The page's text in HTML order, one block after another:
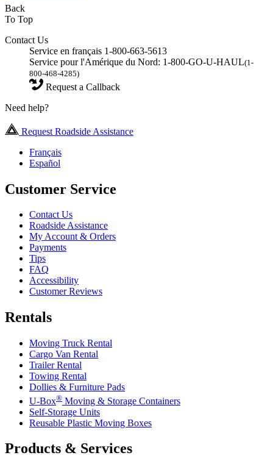
Back
To Top
Contact Us
Service en français 1-800-663-5613
Service pour l'Amérique du Nord: 1-800-GO-U-HAUL(1-
800-468-4285)
Request a Callback
Need help?
Request Roadside Assistance
Français
Español
Customer Service
Contact Us
Roadside Assistance
My Account & Orders
Payments
Tips
FAQ
Accessibility
Customer Reviews
Rentals
Moving Truck Rental
Cargo Van Rental
Trailer Rental
Towing Rental
Dollies & Furniture Pads
U-Box® Moving & Storage Containers
Self-Storage Units
Reusable Plastic Moving Boxes
Products & Services